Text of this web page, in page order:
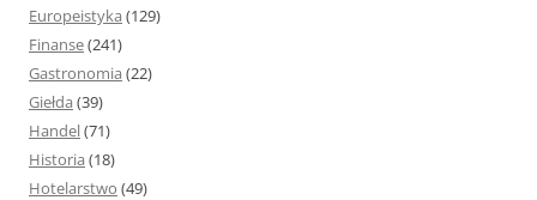
Europeistyka (129)
Finanse(241)
Gastronomia (22)
Giełda (39)
Handel(71)
Historia (18)
Hotelarstwo (49)